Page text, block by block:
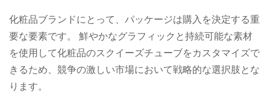
化粧品ブランドにとって、パッケージは購入を決定する重
要な要素です。 鮮やかなグラフィックと持続可能な素材
を使用して化粧品のスクイーズチューブをカスタマイズで
きるため、競争の激しい市場において戦略的な選択肢とな
ります。